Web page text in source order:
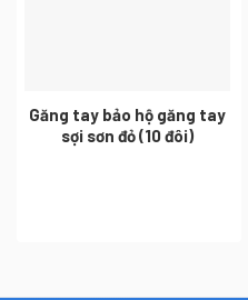
Găng tay bảo hộ găng tay
sợi sơn đỏ (10 đôi)